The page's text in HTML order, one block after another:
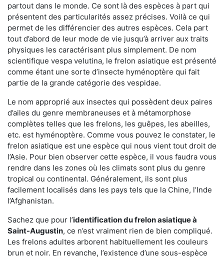
partout dans le monde. Ce sont là des espèces à part qui
présentent des particularités assez précises. Voilà ce qui
permet de les différencier des autres espèces. Cela part
tout d’abord de leur mode de vie jusqu’à arriver aux traits
physiques les caractérisant plus simplement. De nom
scientifique vespa velutina, le frelon asiatique est présenté
comme étant une sorte d’insecte hyménoptère qui fait
partie de la grande catégorie des vespidae.
Le nom approprié aux insectes qui possèdent deux paires
d’ailes du genre membraneuses et à métamorphose
complètes telles que les frelons, les guêpes, les abeilles,
etc. est hyménoptère. Comme vous pouvez le constater, le
frelon asiatique est une espèce qui nous vient tout droit de
l’Asie. Pour bien observer cette espèce, il vous faudra vous
rendre dans les zones où les climats sont plus du genre
tropical ou continental. Généralement, ils sont plus
facilement localisés dans les pays tels que la Chine, l’Inde
l’Afghanistan.
Sachez que pour l’identification du frelon asiatiqueà
Saint-Augustin, ce n’est vraiment rien de bien compliqué.
Les frelons adultes arborent habituellement les couleurs
brun et noir. En revanche, l’existence d’une sous-espèce